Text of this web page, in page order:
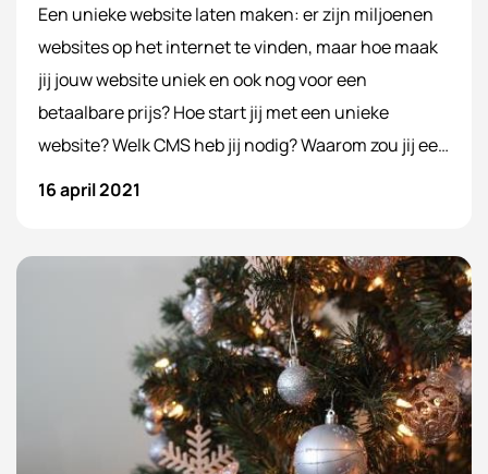
Een unieke website laten maken: er zijn miljoenen
websites op het internet te vinden, maar hoe maak
jij jouw website uniek en ook nog voor een
betaalbare prijs? Hoe start jij met een unieke
website? Welk CMS heb jij nodig? Waarom zou jij een
website vernieuwen? En nog veel meer andere
16 april 2021